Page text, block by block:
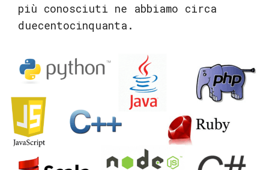
più conosciuti ne abbiamo circa
duecentocinquanta.